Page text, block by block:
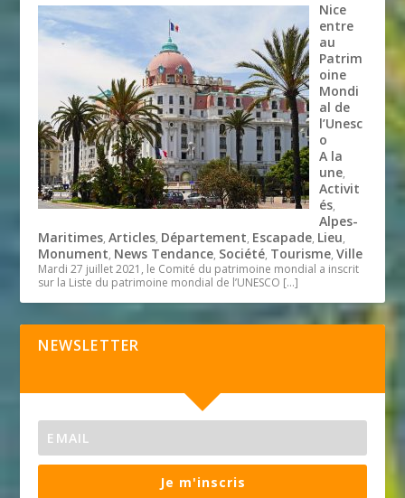
Nice
entre
au
Patrim
oine
Mondi
al de
l’Unesc
o
A la
une,
Activit
és,
Alpes-
Maritimes,Articles, Département, Escapade, Lieu,
Monument, News Tendance, Société, Tourisme,Ville
Mardi 27 juillet 2021, le Comité du patrimoine mondial a inscrit
sur la Liste du patrimoine mondial de l’UNESCO […]
NEWSLETTER
Je m'inscris